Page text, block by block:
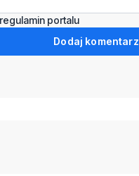
portalu
Dodaj komentarz